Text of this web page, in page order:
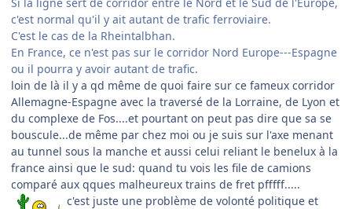
c'est normal qu'il y ait autant de trafic ferroviaire.
C'est le cas de la Rheintalbhan.
En France, ce n'est pas sur le corridor Nord Europe---Espagne
ou il pourra y avoir autant de trafic.
​loin de là il y a qd même de quoi faire sur ce fameux corridor
Allemagne-Espagne avec la traversé de la Lorraine, de Lyon et
du complexe de Fos....et pourtant on peut pas dire que sa se
bouscule...de même par chez moi ou je suis sur l'axe menant
au tunnel sous la manche et aussi celui reliant le benelux à la
france ainsi que le sud: quand tu vois les file de camions
comparé aux qques malheureux trains de fret pfffff.....
c'est juste une problème de volonté politique et